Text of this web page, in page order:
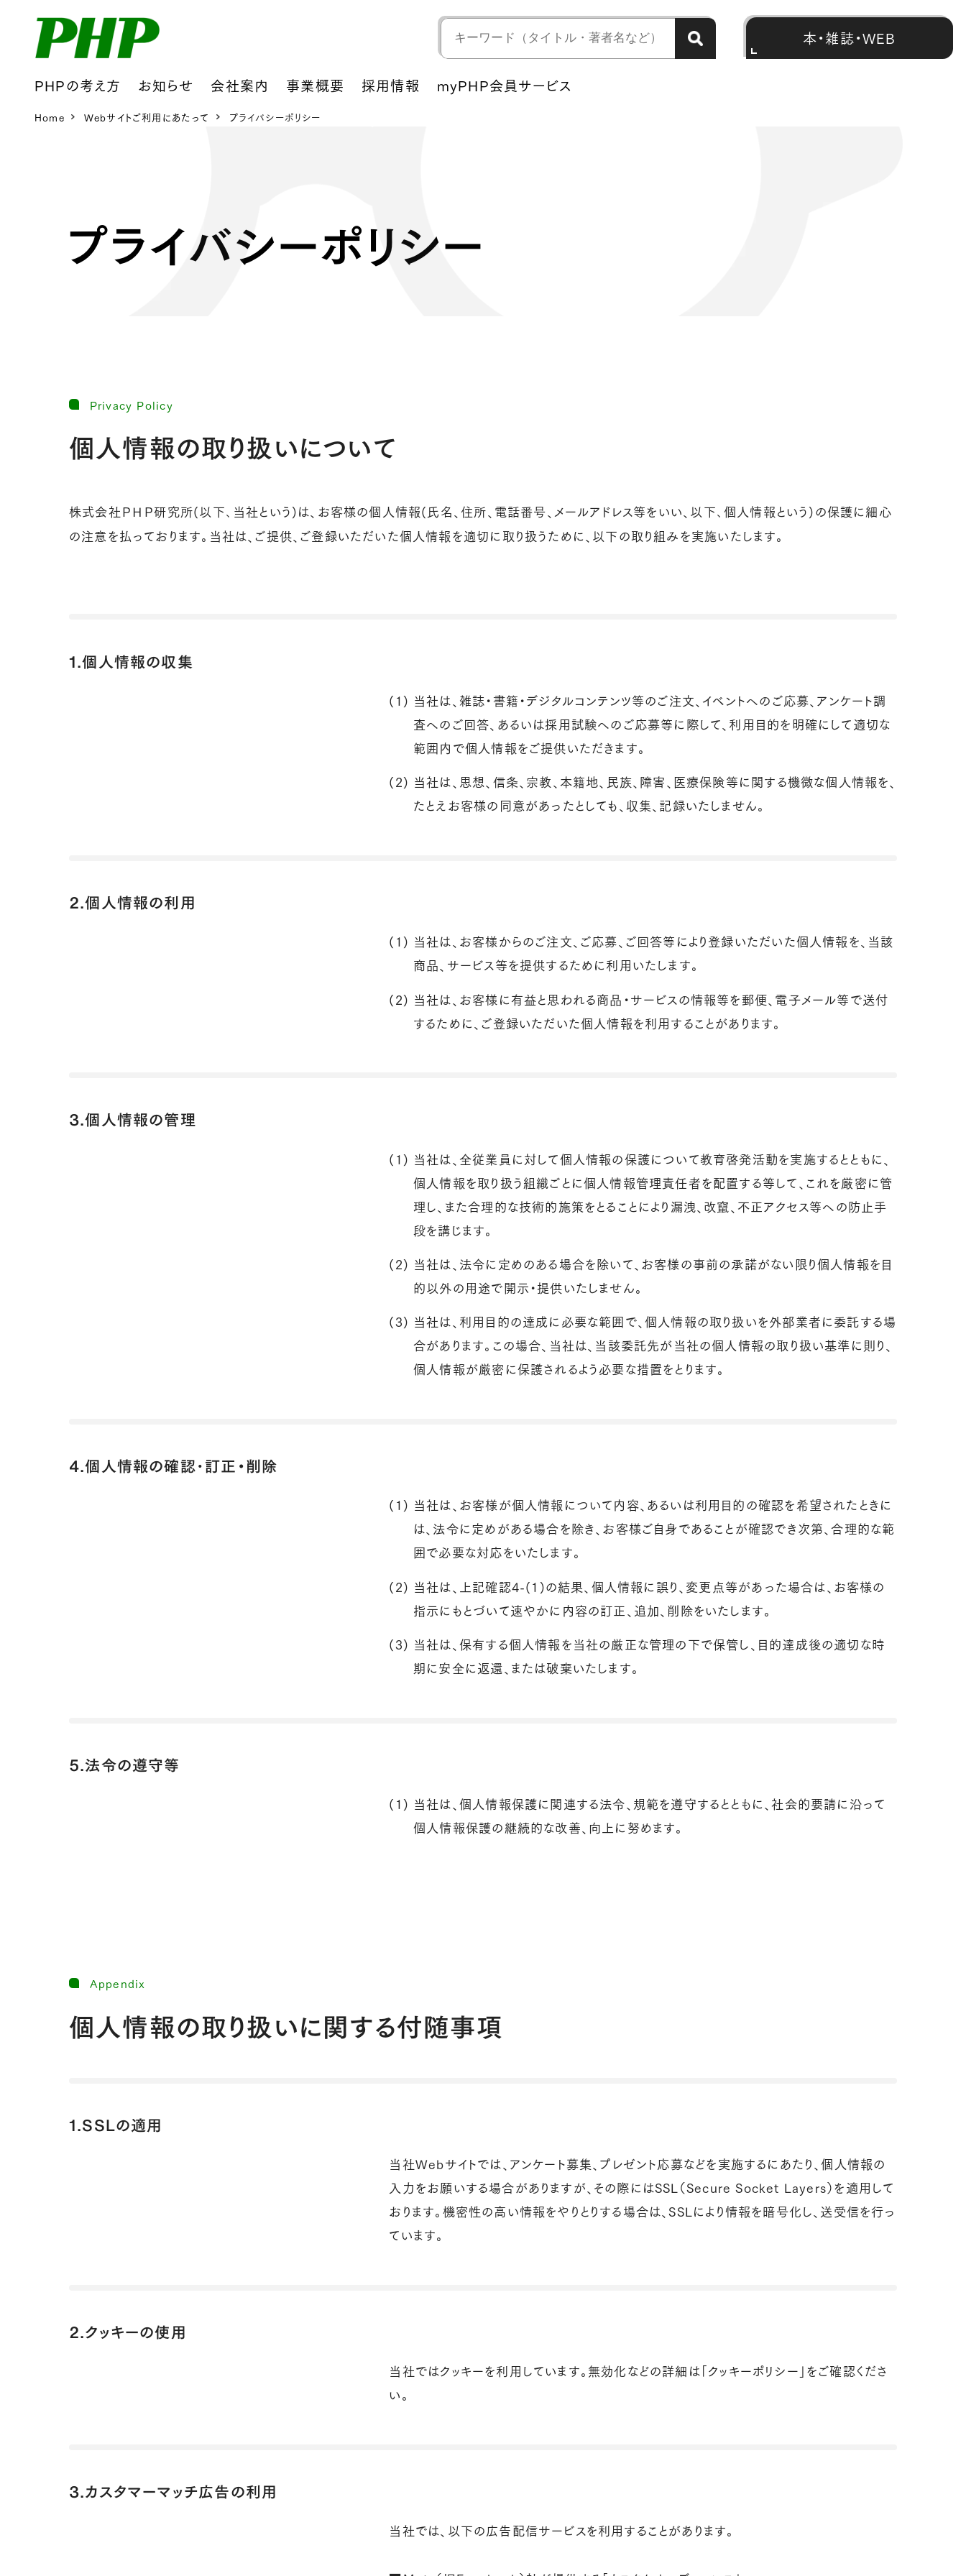
PHPの考え方 お知らせ 会社案内 事業概要 採用情報 myPHP会員サービス
本・雑誌・WEB
Home Webサイトご利用にあたって プライバシーポリシー
プライバシーポリシー
Privacy Policy
個人情報の取り扱いについて
株式会社ＰＨＰ研究所(以下､当社という)は、お客様の個人情報(氏名、住所、電話番号、メールアドレス等をいい、以下､個人情報という)の保護に細心
の注意を払っております。当社は、ご提供、ご登録いただいた個人情報を適切に取り扱うために、以下の取り組みを実施いたします。
1.個人情報の収集
(1) 当社は、雑誌・書籍・デジタルコンテンツ等のご注文、イベントへのご応募、アンケート調
査へのご回答、あるいは採用試験へのご応募等に際して、利用目的を明確にして適切な
範囲内で個人情報をご提供いただきます。
(2) 当社は、思想、信条、宗教、本籍地、民族、障害、医療保険等に関する機微な個人情報を、
たとえお客様の同意があったとしても、収集、記録いたしません。
2.個人情報の利用
(1) 当社は、お客様からのご注文、ご応募、ご回答等により登録いただいた個人情報を、当該
商品、サービス等を提供するために利用いたします。
(2) 当社は、お客様に有益と思われる商品・サービスの情報等を郵便、電子メール等で送付
するために、ご登録いただいた個人情報を利用することがあります。
3.個人情報の管理
(1) 当社は、全従業員に対して個人情報の保護について教育啓発活動を実施するとともに、
個人情報を取り扱う組織ごとに個人情報管理責任者を配置する等して、これを厳密に管
理し、また合理的な技術的施策をとることにより漏洩、改竄、不正アクセス等への防止手
段を講じます。
(2) 当社は、法令に定めのある場合を除いて、お客様の事前の承諾がない限り個人情報を目
的以外の用途で開示・提供いたしません。
(3) 当社は、利用目的の達成に必要な範囲で、個人情報の取り扱いを外部業者に委託する場
合があります。この場合、当社は、当該委託先が当社の個人情報の取り扱い基準に則り、
個人情報が厳密に保護されるよう必要な措置をとります。
4.個人情報の確認･訂正・削除
(1) 当社は、お客様が個人情報について内容、あるいは利用目的の確認を希望されたときに
は、法令に定めがある場合を除き、お客様ご自身であることが確認でき次第、合理的な範
囲で必要な対応をいたします。
(2) 当社は、上記確認4-(1)の結果、個人情報に誤り、変更点等があった場合は、お客様の
指示にもとづいて速やかに内容の訂正、追加、削除をいたします。
(3) 当社は、保有する個人情報を当社の厳正な管理の下で保管し、目的達成後の適切な時
期に安全に返還、または破棄いたします。
5.法令の遵守等
(1) 当社は、個人情報保護に関連する法令、規範を遵守するとともに、社会的要請に沿って
個人情報保護の継続的な改善、向上に努めます。
Appendix
個人情報の取り扱いに関する付随事項
1.SSLの適用
当社Webサイトでは、アンケート募集、プレゼント応募などを実施するにあたり、個人情報の
入力をお願いする場合がありますが、その際にはSSL（Secure Socket Layers）を適用して
おります。機密性の高い情報をやりとりする場合は、SSLにより情報を暗号化し、送受信を行っ
ています。
2.クッキーの使用
当社ではクッキーを利用しています。無効化などの詳細は「クッキーポリシー」をご確認くださ
い。
3.カスタマーマッチ広告の利用
当社では、以下の広告配信サービスを利用することがあります。